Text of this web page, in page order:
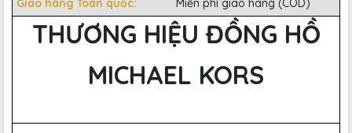
THƯƠNG HIỆU ĐỒNG HỒ
MICHAEL KORS